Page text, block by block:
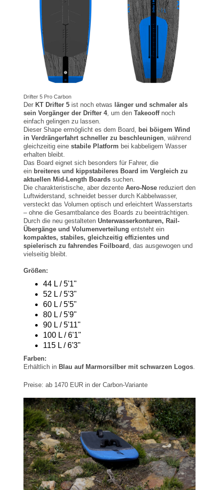
Drifter 5 Pro Carbon
Der KT Drifter 5 ist noch etwas länger und schmaler als
sein Vorgänger der Drifter 4, um den Takeooffnoch
einfach gelingen zu lassen.
Dieser Shape ermöglicht es dem Board, bei böigem Wind
in Verdrängerfahrt schneller zu beschleunigen , während
gleichzeitig eine stabile Platform bei kabbeligem Wasser
erhalten bleibt.
Das Board eignet sich besonders für Fahrer, die
ein breiteres und kippstabileres Board im Vergleich zu
aktuellen Mid-Length Boards suchen.
Die charakteristische, aber dezente Aero-Nose reduziert den
Luftwiderstand, schneidet besser durch Kabbelwasser,
versteckt das Volumen optisch und erleichtert Wasserstarts
– ohne die Gesamtbalance des Boards zu beeinträchtigen.
Durch die neu gestalteten Unterwasserkonturen, Rail-
Übergänge und Volumenverteilung entsteht ein
kompaktes, stabiles, gleichzeitig effizientes und
spielerisch zu fahrendes Foilboard , das ausgewogen und
vielseitig bleibt.
Größen:
44 L / 5'1"
52 L / 5'3"
60 L / 5'5"
80 L / 5'9"
90 L / 5'11"
100 L / 6'1"
115 L / 6'3"
Farben:
Erhältlich in Blau auf Marmorsilber mit schwarzen Logos
Preise: ab 1470 EUR in der Carbon-Variante